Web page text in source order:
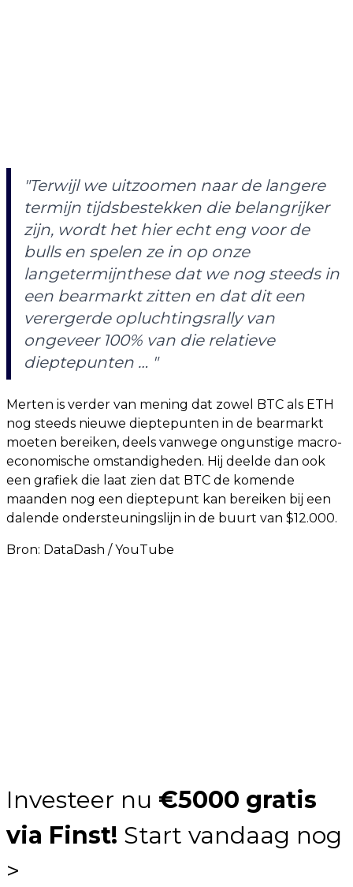
"Terwijl we uitzoomen naar de langere
termijn tijdsbestekken die belangrijker
zijn, wordt het hier echt eng voor de
bulls en spelen ze in op onze
langetermijnthese dat we nog steeds in
een bearmarkt zitten en dat dit een
verergerde opluchtingsrally van
ongeveer 100% van die relatieve
dieptepunten … "
Merten is verder van mening dat zowel BTC als ETH
nog steeds nieuwe dieptepunten in de bearmarkt
moeten bereiken, deels vanwege ongunstige macro-
economische omstandigheden. Hij deelde dan ook
een grafiek die laat zien dat BTC de komende
maanden nog een dieptepunt kan bereiken bij een
dalende ondersteuningslijn in de buurt van $12.000.
Bron: DataDash / YouTube
Investeer nu €5000 gratis
via Finst! Start vandaag nog
>